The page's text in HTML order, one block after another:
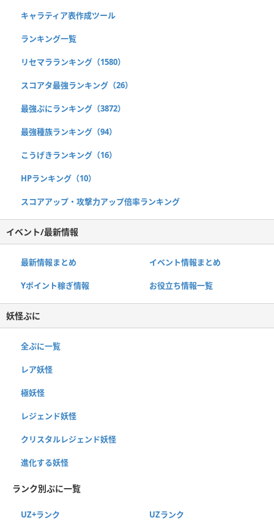
キャラティア表作成ツール
ランキング一覧
リセマラランキング（1580）
スコアタ最強ランキング（26）
最強ぷにランキング（3872）
最強種族ランキング（94）
こうげきランキング（16）
HPランキング（10）
スコアアップ・攻撃力アップ倍率ランキング
イベント/最新情報
最新情報まとめ イベント情報まとめ
Yポイント稼ぎ情報 お役立ち情報一覧
妖怪ぷに
全ぷに一覧
レア妖怪
極妖怪
レジェンド妖怪
クリスタルレジェンド妖怪
進化する妖怪
ランク別ぷに一覧
UZ+ランク UZランク